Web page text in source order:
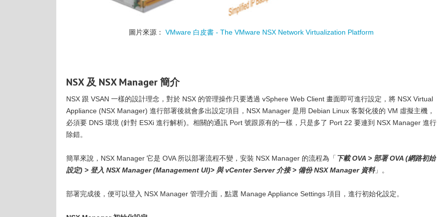
圖片來源： VMware 白皮書 - The VMware NSX Network Virtualization Platform
NSX 及 NSX Manager 簡介
NSX 跟 VSAN 一樣的設計理念，對於 NSX 的管理操作只要透過 vSphere Web Client 畫面即可進行設定，將 NSX Virtual
Appliance (NSX Manager) 進行部署後就會多出設定項目，NSX Manager 是用 Debian Linux 客製化後的 VM 虛擬主機，
必須要 DNS 環境 (針對 ESXi 進行解析)。相關的通訊 Port 號跟原有的一樣，只是多了 Port 22 要連到 NSX Manager 進行
除錯。
簡單來說，NSX Manager 它是 OVA 所以部署流程不變，安裝 NSX Manager 的流程為「 下載 OVA > 部署 OVA (網路初始
設定) > 登入 NSX Manager (Management UI)> 與 vCenter Server 介接 > 備份 NSX Manager 資料」。
部署完成後，便可以登入 NSX Manager 管理介面，點選 Manage Appliance Settings 項目，進行初始化設定。